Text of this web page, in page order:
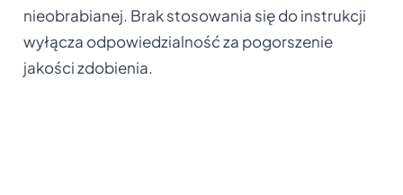
nieobrabianej. Brak stosowania się do instrukcji
wyłącza odpowiedzialność za pogorszenie
jakości zdobienia.